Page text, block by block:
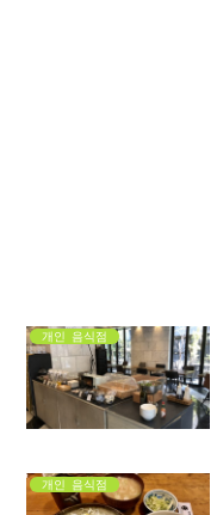
개인 음식점
개인 음식점